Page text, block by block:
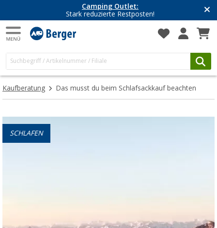
Camping Outlet:
Stark reduzierte Restposten!
Kaufberatung Das musst du beim Schlafsackkauf beachten
SCHLAFEN